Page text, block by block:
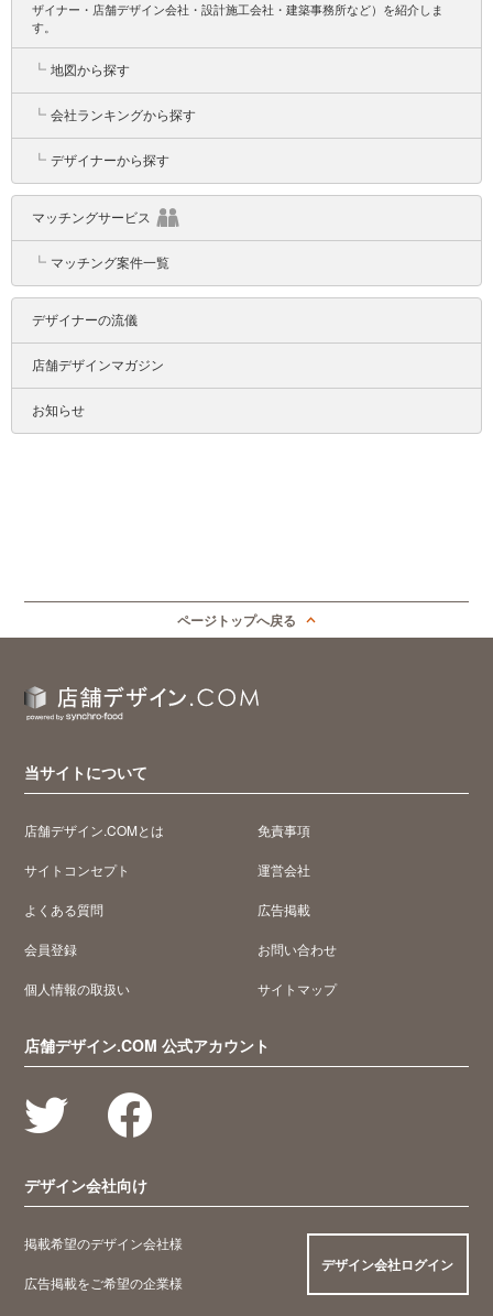
ザイナー・店舗デザイン会社・設計施工会社・建築事務所など）を紹介しま
す。
┗ 地図から探す
┗ 会社ランキングから探す
┗ デザイナーから探す
マッチングサービス
┗ マッチング案件一覧
デザイナーの流儀
店舗デザインマガジン
お知らせ
ページトップへ戻る
当サイトについて
店舗デザイン.COMとは
サイトコンセプト
よくある質問
会員登録
個人情報の取扱い
免責事項
運営会社
広告掲載
お問い合わせ
サイトマップ
店舗デザイン.COM 公式アカウント
デザイン会社向け
掲載希望のデザイン会社様
広告掲載をご希望の企業様
デザイン会社ログイン